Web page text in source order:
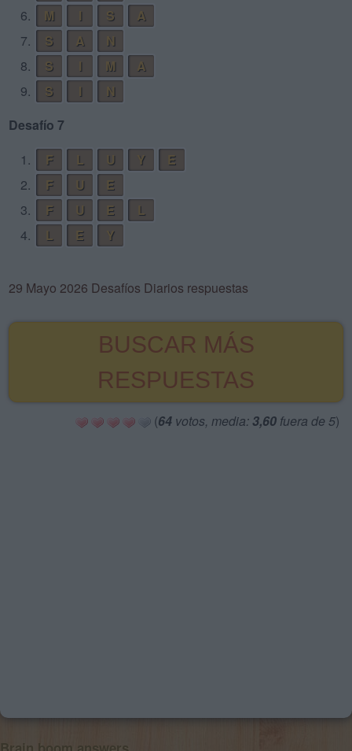
6.
M S
A
7.
S A
N
8.
S M
A
9.
S
N
Desafío 7
1.
F L U Y
E
2.
F U
E
3.
F U E
L
4.
L E Y
29 Mayo 2026 Desafíos Diarios respuestas
BUSCAR MÁS
RESPUESTAS
(64 votos, media: 3,60 fuera de 5)